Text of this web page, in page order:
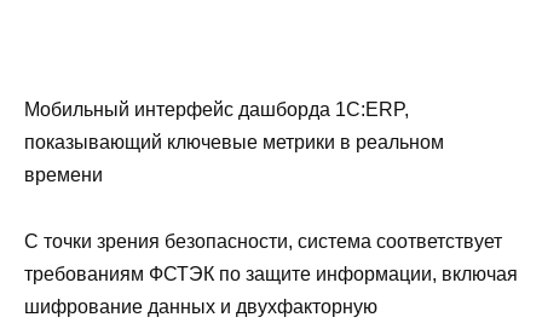
Мобильный интерфейс дашборда 1С:ERP,
показывающий ключевые метрики в реальном
времени
С точки зрения безопасности, система соответствует
требованиям ФСТЭК по защите информации, включая
шифрование данных и двухфакторную